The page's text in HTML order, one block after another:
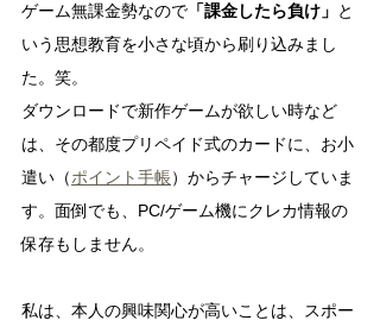
ゲーム無課金勢なので 「課金したら負け」 と
いう思想教育を小さな頃から刷り込みまし
た。笑。
ダウンロードで新作ゲームが欲しい時など
は、その都度プリペイド式のカードに、お小
遣い（ポイント手帳）からチャージしていま
す。面倒でも、PC/ゲーム機にクレカ情報の
保存もしません。
私は、本人の興味関心が高いことは、スポー